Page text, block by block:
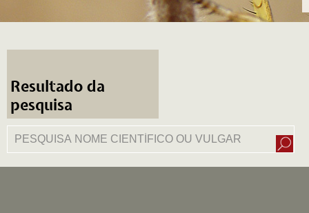
Resultado da
pesquisa